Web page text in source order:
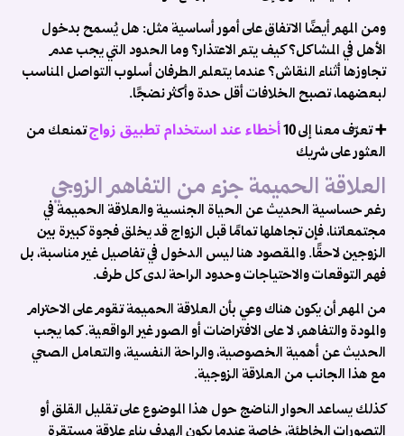
ومن المهم أيضًا الاتفاق على أمور أساسية مثل: هل يُسمح بدخول
الأهل في المشاكل؟ كيف يتم الاعتذار؟ وما الحدود التي يجب عدم
تجاوزها أثناء النقاش؟ عندما يتعلم الطرفان أسلوب التواصل المناسب
لبعضهما، تصبح الخلافات أقل حدة وأكثر نضجًا.
➕ تعرّف معنا إلى 10
أخطاء عند استخدام تطبيق زواجتمنعك من
العثور على شريك
العلاقة الحميمة جزء من التفاهم الزوجي
رغم حساسية الحديث عن الحياة الجنسية والعلاقة الحميمة في
مجتمعاتنا، فإن تجاهلها تمامًا قبل الزواج قد يخلق فجوة كبيرة بين
الزوجين لاحقًا. والمقصود هنا ليس الدخول في تفاصيل غير مناسبة، بل
فهم التوقعات والاحتياجات وحدود الراحة لدى كل طرف.
من المهم أن يكون هناك وعي بأن العلاقة الحميمة تقوم على الاحترام
والمودة والتفاهم، لا على الافتراضات أو الصور غير الواقعية. كما يجب
الحديث عن أهمية الخصوصية، والراحة النفسية، والتعامل الصحي
مع هذا الجانب من العلاقة الزوجية.
كذلك يساعد الحوار الناضج حول هذا الموضوع على تقليل القلق أو